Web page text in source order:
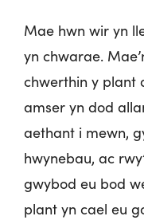
Mae hwn wir yn
yn chwarae.
chwerthin y plant
amser yn dod
aethant i mewn,
hwynebau, ac
gwybod eu bod
plant yn cael eu